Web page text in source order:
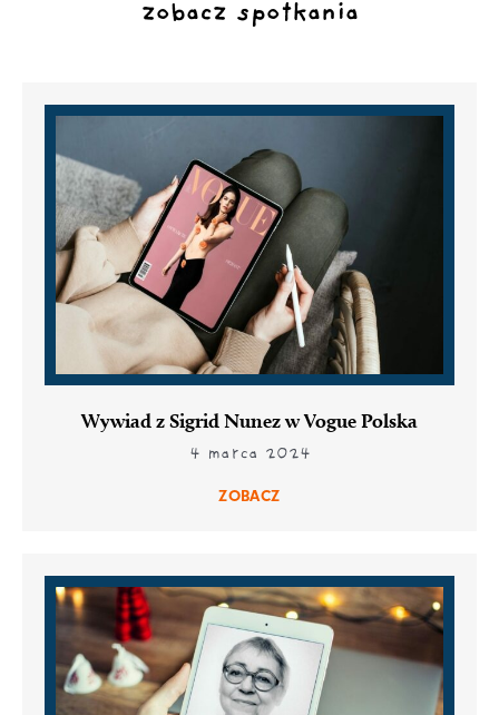
zobacz spotkania
Wywiad z Sigrid Nunez w Vogue Polska
4 marca 2024
ZOBACZ